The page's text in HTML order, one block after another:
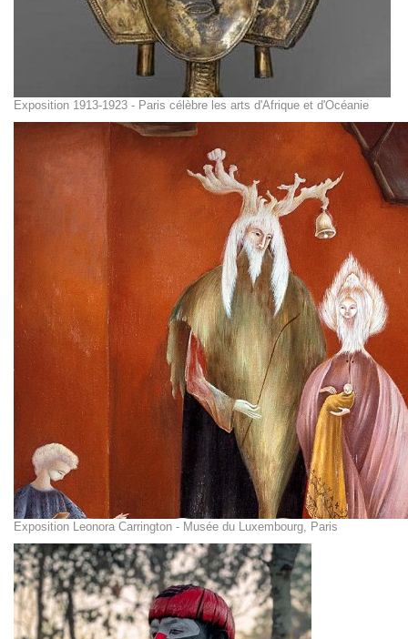
Exposition 1913-1923 - Paris célèbre les arts d'Afrique et d'Océanie
Exposition Leonora Carrington - Musée du Luxembourg, Paris